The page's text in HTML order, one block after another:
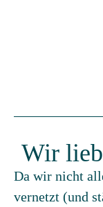
Wir
Da wir nicht
vernetzt (und